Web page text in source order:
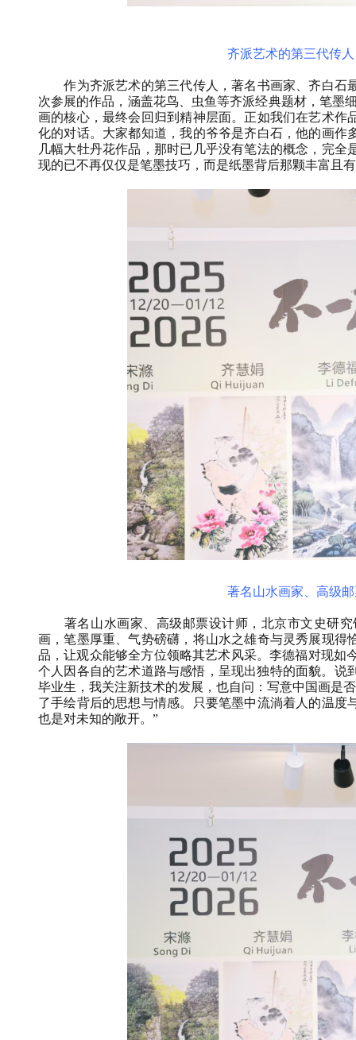
齐派艺术的第三代传
作为齐派艺术的第三代传人，著名书画家、齐白
次参展的作品，涵盖花鸟、虫鱼等齐派经典题材，笔墨
画的核心，最终会回归到精神层面。正如我们在艺术
化的对话。大家都知道，我的爷爷是齐白石，他的画
几幅大牡丹花作品，那时已几乎没有笔法的概念，完
现的已不再仅仅是笔墨技巧，而是纸墨背后那颗丰富且
著名山水画家、高级
著名山水画家、高级邮票设计师，北京市文史研
画，笔墨厚重、气势磅礴，将山水之雄奇与灵秀展现
品，让观众能够全方位领略其艺术风采。李德福对现如
个人因各自的艺术道路与感悟，呈现出独特的面貌。说
毕业生，我关注新技术的发展，也自问：写意中国画是
了手绘背后的思想与情感。只要笔墨中流淌着人的温
也是对未知的敞开。”